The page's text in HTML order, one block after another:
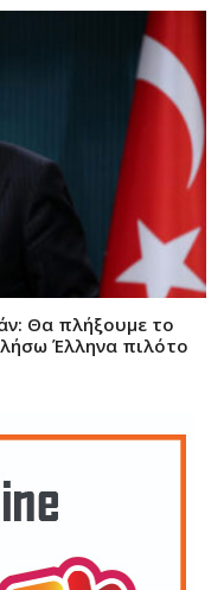
Θα πλήξουμε το
Έλληνα πιλότο